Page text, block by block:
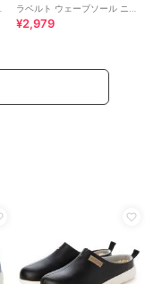
ラベルト ウェーブソール ニッ
トスリッポン
¥2,979